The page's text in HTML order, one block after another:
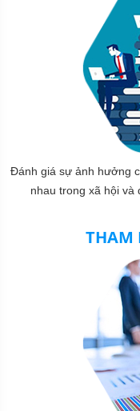
Đánh giá sự ảnh hưởng
nhau trong xã hội và
THAM